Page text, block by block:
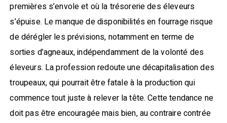
premières s’envole et où la trésorerie des éleveurs
s’épuise. Le manque de disponibilités en fourrage risque
de dérégler les prévisions, notamment en terme de
sorties d’agneaux, indépendamment de la volonté des
éleveurs. La profession redoute une décapitalisation des
troupeaux, qui pourrait être fatale à la production qui
commence tout juste à relever la tête. Cette tendance ne
doit pas être encouragée mais bien, au contraire contrée